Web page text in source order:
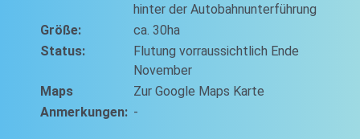
hinter der Autobahnunterführung
Größe:
ca. 30ha
Status:
Flutung vorraussichtlich Ende
November
Maps
Zur Google Maps Karte
Anmerkungen: -